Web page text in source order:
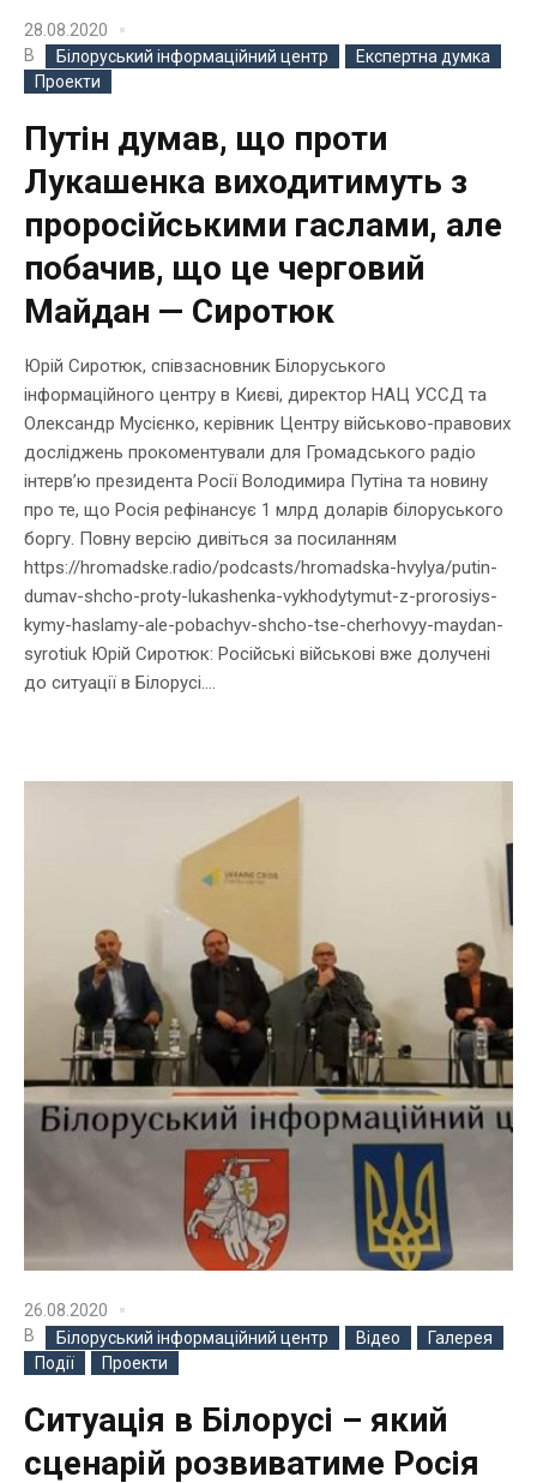
28.08.2020
В
Білоруський інформаційний центр
Експертна думка
Проекти
Путін думав, що проти
Лукашенка виходитимуть з
проросійськими гаслами, але
побачив, що це черговий
Майдан — Сиротюк
Юрій Сиротюк, співзасновник Білоруського
інформаційного центру в Києві, директор НАЦ УССД та
Олександр Мусієнко, керівник Центру військово-правових
досліджень прокоментували для Громадського радіо
інтерв’ю президента Росії Володимира Путіна та новину
про те, що Росія рефінансує 1 млрд доларів білоруського
боргу. Повну версію дивіться за посиланням
https://hromadske.radio/podcasts/hromadska-hvylya/putin-
dumav-shcho-proty-lukashenka-vykhodytymut-z-prorosiys-
kymy-haslamy-ale-pobachyv-shcho-tse-cherhovyy-maydan-
syrotiuk Юрій Сиротюк: Російські військові вже долучені
до ситуації в Білорусі....
26.08.2020
В
Білоруський інформаційний центр Відео
Галерея
Події
Проекти
Ситуація в Білорусі – який
сценарій розвиватиме Росія